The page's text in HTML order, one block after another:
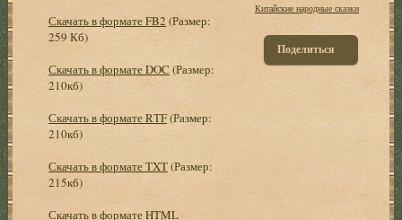
Скачать в формате FB2 (Размер:
259 Кб)
Скачать в формате DOC (Размер:
210кб)
Скачать в формате RTF(Размер:
210кб)
Скачать в формате TXT(Размер:
215кб)
Скачать в формате HTML
Китайские народные сказки
Поделиться